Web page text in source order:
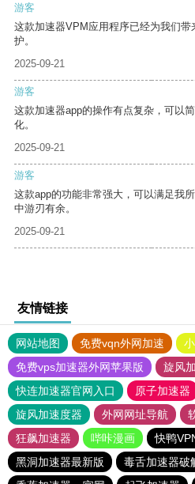
游客
这款加速器VPM应用程序已经为我们
护。
2025-09-21
游客
这款加速器app的操作有点复杂，可以
化。
2025-09-21
游客
这款app的功能非常强大，可以满足我
中游刃有余。
2025-09-21
友情链接
网站地图 免费vqn外网加速
免费vps加速器外网苹果版
旋风
快连加速器官网入口
原子加速器
旋风加速度器
外网网址导航
狂飙加速器
哔咔漫画 快鸭
黑洞加速器最新版
毒舌加速器破